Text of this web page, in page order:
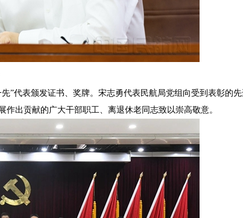
”代表颁发证书、奖牌。宋志勇代表民航局党组向受到表彰的
出贡献的广大干部职工、离退休老同志致以崇高敬意。